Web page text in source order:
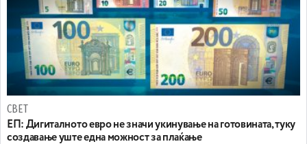
СВЕТ
ЕП: Дигиталното евро не значи укинување на готовината, туку
создавање уште една можност за плаќање